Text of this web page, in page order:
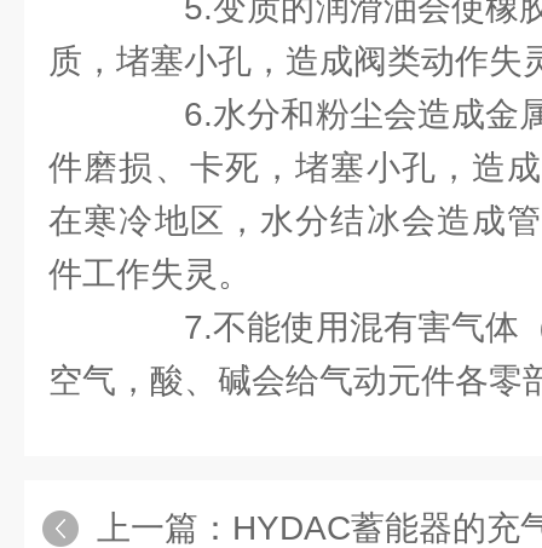
5.变质的润滑油会使橡
质，堵塞小孔，造成阀类动作失
6.水分和粉尘会造成金
件磨损、卡死，堵塞小孔，造
在寒冷地区，水分结冰会造成
件工作失灵。
7.不能使用混有害气体
空气，酸、碱会给气动元件各零
上一篇： HYDAC蓄能器的充